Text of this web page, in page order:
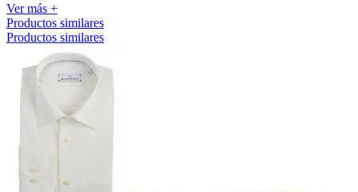
Ver más +
Productos similares
Productos similares